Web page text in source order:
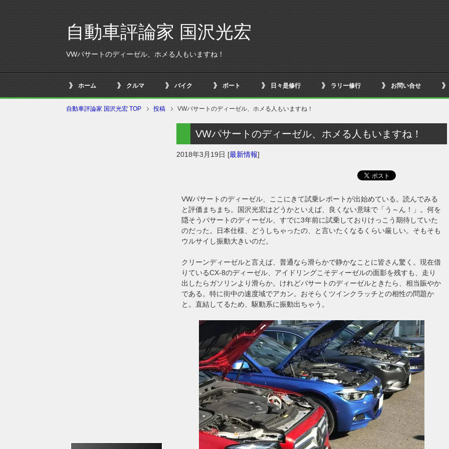
自動車評論家 国沢光宏
VWパサートのディーゼル、ホメる人もいますね！
ホーム クルマ バイク ボート 日々是修行 ラリー修行 お問い合せ
自動車評論家 国沢光宏 TOP 投稿 VWパサートのディーゼル、ホメる人もいますね！
VWパサートのディーゼル、ホメる人もいますね！
2018年3月19日 [最新情報]
VWパサートのディーゼル、ここにきて試乗レポートが出始めている。読んでみる
と評価まちまち。国沢光宏はどうかといえば、良くない意味で「う～ん！」。何を
隠そうパサートのディーゼル、すでに3年前に試乗しておりけっこう期待していた
のだった。日本仕様、どうしちゃったの、と言いたくなるくらい厳しい。そもそも
ウルサイし振動大きいのだ。
クリーンディーゼルと言えば、普通なら滑らかで静かなことに皆さん驚く。現在借
りているCX-8のディーゼル、アイドリングこそディーゼルの面影を残すも、走り
出したらガソリンより滑らか。けれどパサートのディーゼルときたら、相当賑やか
である。特に街中の速度域でアカン。おそらくツインクラッチとの相性の問題か
と。直結してるため、駆動系に振動出ちゃう。